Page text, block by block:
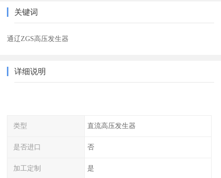
关键词
通辽ZGS高压发生器
详细说明
类型 直流高压发生器
是否进口 否
加工定制 是